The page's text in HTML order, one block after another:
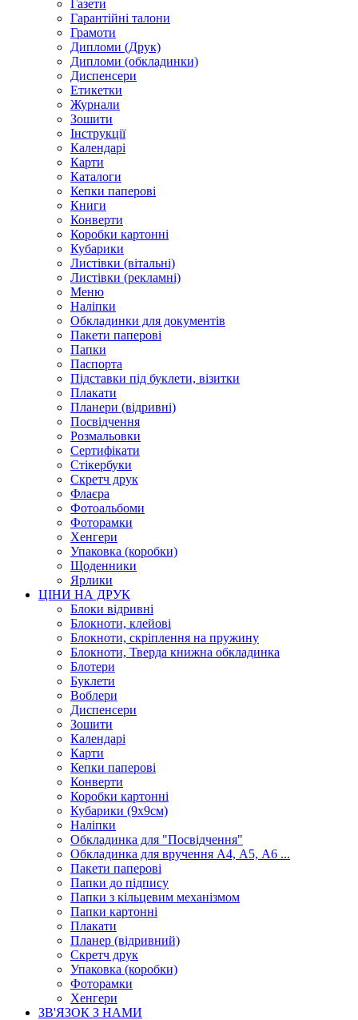
Газети
Гарантійні талони
Грамоти
Дипломи (Друк)
Дипломи (обкладинки)
Диспенсери
Етикетки
Журнали
Зошити
Інструкції
Календарі
Карти
Каталоги
Кепки паперові
Книги
Конверти
Коробки картонні
Кубарики
Листівки (вітальні)
Листівки (рекламні)
Меню
Наліпки
Обкладинки для документів
Пакети паперові
Папки
Паспорта
Підставки під буклети, візитки
Плакати
Планери (відривні)
Посвідчення
Розмальовки
Сертифікати
Стікербуки
Скретч друк
Флаєра
Фотоальбоми
Фоторамки
Хенгери
Упаковка (коробки)
Щоденники
Ярлики
ЦІНИ НА ДРУК
Блоки відривні
Блокноти, клейові
Блокноти, скріплення на пружину
Блокноти, Тверда книжна обкладинка
Блотери
Буклети
Воблери
Диспенсери
Зошити
Календарі
Карти
Кепки паперові
Конверти
Коробки картонні
Кубарики (9х9см)
Наліпки
Обкладинка для "Посвідчення"
Обкладинка для вручення А4, А5, А6 ...
Пакети паперові
Папки до підпису
Папки з кільцевим механізмом
Папки картонні
Плакати
Планер (відривний)
Скретч друк
Упаковка (коробки)
Фоторамки
Хенгери
ЗВ'ЯЗОК З НАМИ